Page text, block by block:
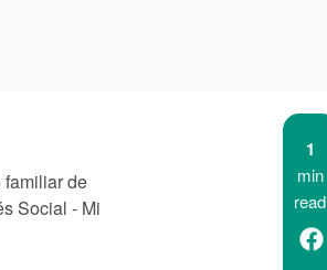
de
Social - Mi
1
min
read